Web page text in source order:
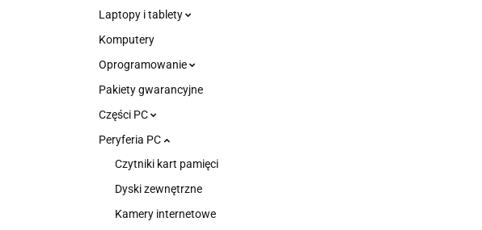
Laptopy i tablety
Komputery
Oprogramowanie
Pakiety gwarancyjne
Części PC
Peryferia PC
Czytniki kart pamięci
Dyski zewnętrzne
Kamery internetowe